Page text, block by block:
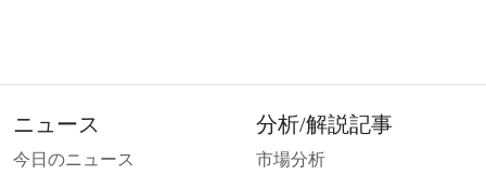
ニュース
今日のニュース
分析/解説記事
市場分析